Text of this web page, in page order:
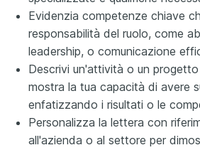
Evidenzia competenze chiave
responsabilità del ruolo, come
leadership, o comunicazione
Descrivi un'attività o un
mostra la tua capacità di avere
enfatizzando i risultati o le
Personalizza la lettera con
all'azienda o al settore per